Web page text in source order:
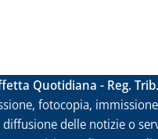
Quotidiana - Reg.
fotocopia,
delle notizie o